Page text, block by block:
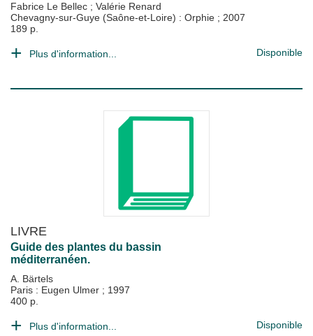
Fabrice Le Bellec ; Valérie Renard
Chevagny-sur-Guye (Saône-et-Loire) : Orphie ; 2007
189 p.
Plus d'information... Disponible
LIVRE
Guide des plantes du bassin
méditerranéen.
A. Bärtels
Paris : Eugen Ulmer ; 1997
400 p.
Plus d'information... Disponible